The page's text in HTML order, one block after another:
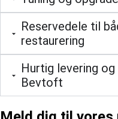
Reservedele til
restaurering
Hurtig levering
Bevtoft